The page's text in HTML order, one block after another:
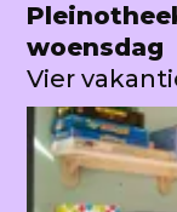
woensdag
Vier